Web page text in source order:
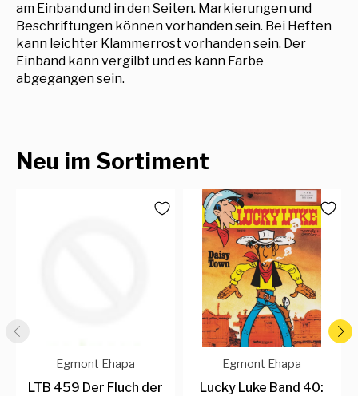
am Einband und in den Seiten. Markierungen und
Beschriftungen können vorhanden sein. Bei Heften
kann leichter Klammerrost vorhanden sein. Der
Einband kann vergilbt und es kann Farbe
abgegangen sein.
Neu im Sortiment
Egmont Ehapa
LTB 459 Der Fluch der
Egmont Ehapa
Lucky Luke Band 40: